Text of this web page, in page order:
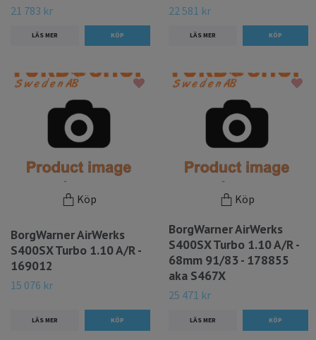
21 783 kr
LÄS MER
22 581 kr
LÄS MER
Köp
BorgWarner AirWerks
S400SX Turbo 1.10 A/R -
169012
15 076 kr
LÄS MER
Köp
BorgWarner AirWerks
S400SX Turbo 1.10 A/R -
68mm 91/83 - 178855
aka S467X
25 471 kr
LÄS MER